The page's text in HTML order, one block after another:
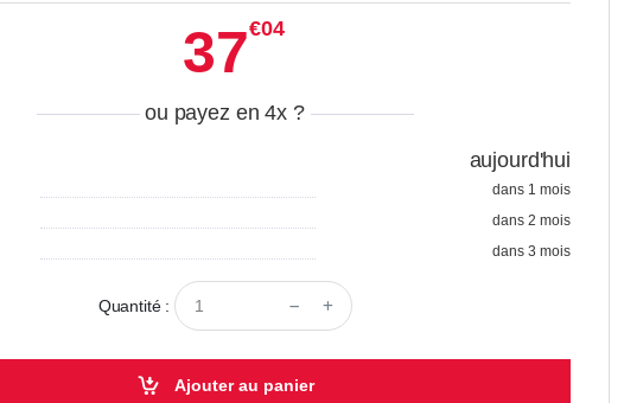
37€04
ou payez en 4x ?
aujourd'hui
dans 1 mois
dans 2 mois
dans 3 mois
Quantité :
Ajouter au panier